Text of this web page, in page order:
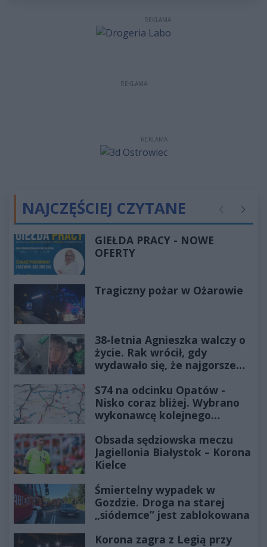
REKLAMA
REKLAMA
REKLAMA
NAJCZĘŚCIEJ CZYTANE Poprzednie
GIEŁDA PRACY - NOWE
OFERTY
Tragiczny pożar w Ożarowie
38-letnia Agnieszka walczy o
życie. Rak wrócił, gdy
wydawało się, że najgorsze
S74 na odcinku Opatów -
Nisko coraz bliżej. Wybrano
wykonawcę kolejnego
Obsada sędziowska meczu
Jagiellonia Białystok – Korona
Kielce
Śmiertelny wypadek w
Gozdzie. Droga na starej
„siódemce” jest zablokowana
Korona zagra z Legią przy